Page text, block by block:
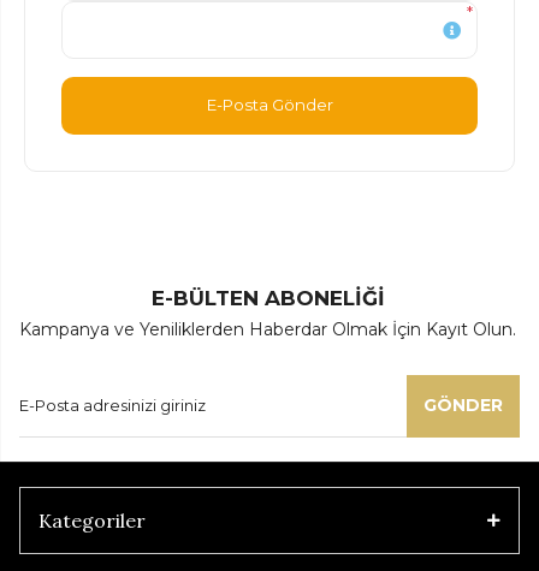
*
E-Posta Gönder
E-BÜLTEN ABONELİĞİ
Kampanya ve Yeniliklerden Haberdar Olmak İçin Kayıt Olun.
GÖNDER
Kategoriler